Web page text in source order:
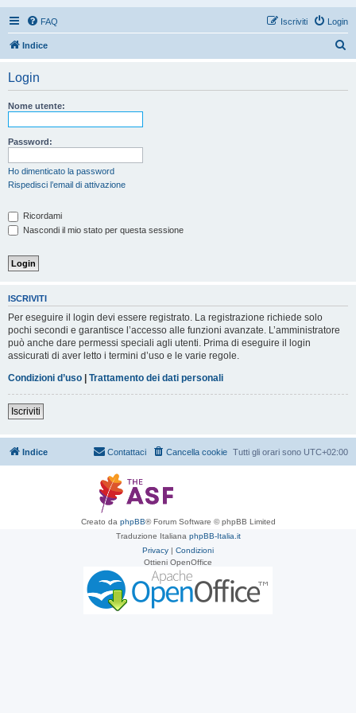
FAQ Login
Iscriviti
Indice
Login
Nome utente:
Password:
Ho dimenticato la password
Rispedisci l’email di attivazione
Ricordami
Nascondi il mio stato per questa sessione
ISCRIVITI
Per eseguire il login devi essere registrato. La registrazione richiede solo
pochi secondi e garantisce l’accesso alle funzioni avanzate. L’amministratore
può anche dare permessi speciali agli utenti. Prima di eseguire il login
assicurati di aver letto i termini d’uso e le varie regole.
Condizioni d’uso | Trattamento dei dati personali
Iscriviti
Indice Tutti gli orari sono UTC+02:00
Cancella cookie
Contattaci
Creato da phpBB® Forum Software © phpBB Limited
Traduzione Italiana phpBB-Italia.it
Privacy | Condizioni
Ottieni OpenOffice